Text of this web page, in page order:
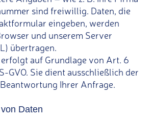
sind freiwillig. Daten, die
eingeben, werden
und unserem Server
übertragen.
auf Grundlage von Art. 6
GVO. Sie dient ausschließlich der
Ihrer Anfrage.
Daten